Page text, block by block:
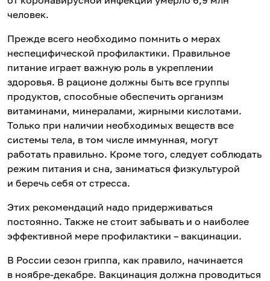
человек.
Прежде всего необходимо помнить о мерах
неспецифической профилактики. Правильное
питание играет важную роль в укреплении
здоровья. В рационе должны быть все группы
продуктов, способные обеспечить организм
витаминами, минералами, жирными кислотами.
Только при наличии необходимых веществ все
системы тела, в том числе иммунная, могут
работать правильно. Кроме того, следует соблюдать
режим питания и сна, заниматься физкультурой
и беречь себя от стресса.
Этих рекомендаций надо придерживаться
постоянно. Также не стоит забывать и о наиболее
эффективной мере профилактики – вакцинации.
В России сезон гриппа, как правило, начинается
в ноябре-декабре. Вакцинация должна проводиться